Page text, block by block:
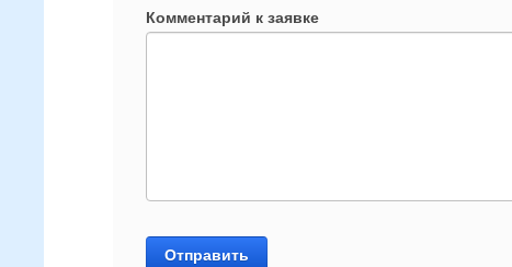
Комментарий к заявке
Отправить